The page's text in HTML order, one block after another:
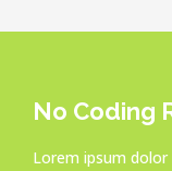
No Coding
Lorem ipsum